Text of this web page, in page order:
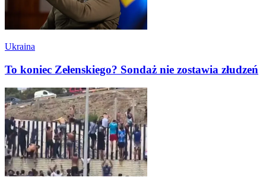
Ukraina
To koniec Zełenskiego? Sondaż nie zostawia złudzeń